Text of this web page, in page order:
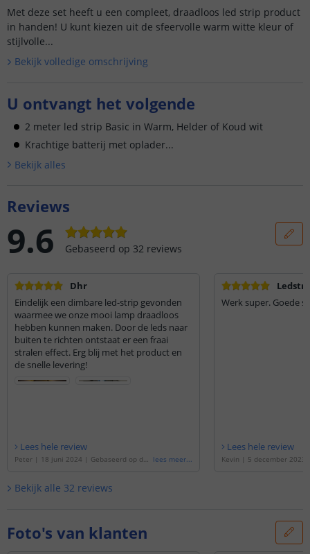
Met deze set heeft u een compleet, draadloos led strip product
in handen! U kunt kiezen uit de sfeervolle warm witte kleur of
stijlvolle...
Bekijk volledige omschrijving
U ontvangt het volgende
2 meter led strip Basic in Warm, Helder of Koud wit
Krachtige batterij met oplader...
Bekijk alles
Reviews
9.6 Gebaseerd op 32 reviews
Dhr
Eindelijk een dimbare led-strip gevonden
waarmee we onze mooi lamp draadloos
hebben kunnen maken. Door de leds naar
buiten te richten ontstaat er een fraai
stralen effect. Erg blij met het product en
de snelle levering!
Lees hele review
Peter | 18 juni 2024 | Gebaseerd op de ' lees meer...
Werk super. Goede
Lees hele review
Kevin | 5 december 2023
Bekijk alle 32 reviews
Foto's van klanten